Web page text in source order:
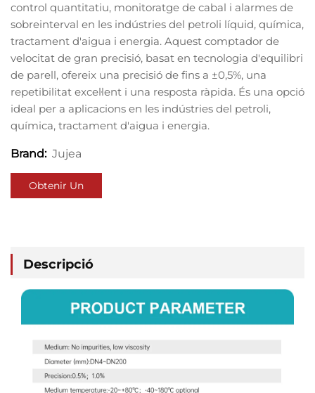
control quantitatiu, monitoratge de cabal i alarmes de
sobreinterval en les indústries del petroli líquid, química,
tractament d'aigua i energia. Aquest comptador de
velocitat de gran precisió, basat en tecnologia d'equilibri
de parell, ofereix una precisió de fins a ±0,5%, una
repetibilitat excel·lent i una resposta ràpida. És una opció
ideal per a aplicacions en les indústries del petroli,
química, tractament d'aigua i energia.
Brand: Jujea
Obtenir Un
Descripció